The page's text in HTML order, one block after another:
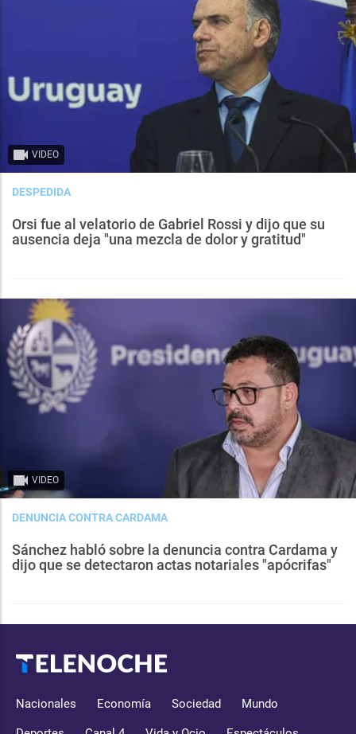
VIDEO
DESPEDIDA
Orsi fue al velatorio de Gabriel Rossi y dijo que su
ausencia deja "una mezcla de dolor y gratitud"
VIDEO
DENUNCIA CONTRA CARDAMA
Sánchez habló sobre la denuncia contra Cardama y
dijo que se detectaron actas notariales "apócrifas"
Nacionales Economía Sociedad Mundo